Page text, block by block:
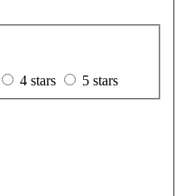
4 stars
5 stars